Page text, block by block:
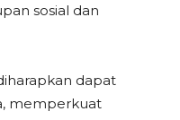
sosial dan
dapat
memperkuat